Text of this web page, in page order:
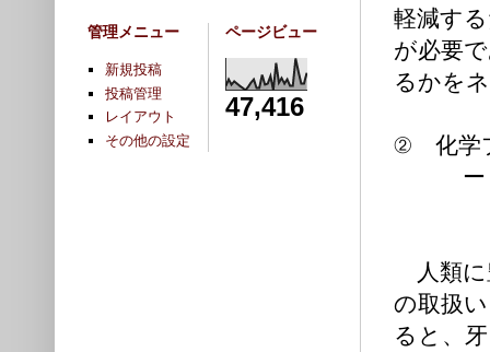
軽減す
が必要
るかを
② 化学
ーＴＰ
人類に
の取扱
ると、
管理メニュー
新規投稿
投稿管理
レイアウト
その他の設定
ページビュー
47,416